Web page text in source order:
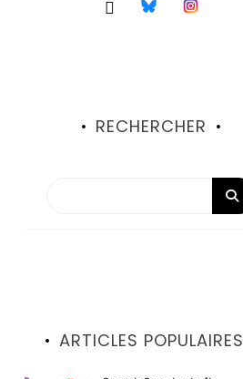
RECHERCHER
ARTICLES POPULAIRES